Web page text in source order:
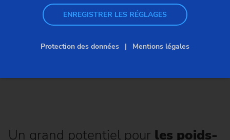
Un grand potentiel pour les poids-
ENREGISTRER LES RÉGLAGES
Protection des données Mentions légales